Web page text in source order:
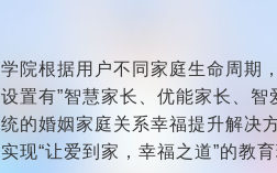
学院根据用户不同家庭生命周期
设置有”智慧家长、优能家长、
统的婚姻家庭关系幸福提升解决
实现“让爱到家，幸福之道”的教